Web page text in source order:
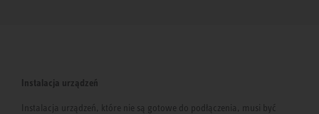
Instalacja urządzeń
Instalacja urządzeń, które nie są gotowe do podłączenia, musi być